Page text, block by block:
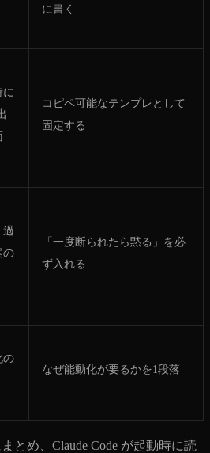
に書く
に
コピペ可能なテンプレとして
固定する
過
の
「一度断られたら黙る」を必
ず入れる
の
なぜ能動化が要るかを1段落
とめ、Claude Code が起動時に読